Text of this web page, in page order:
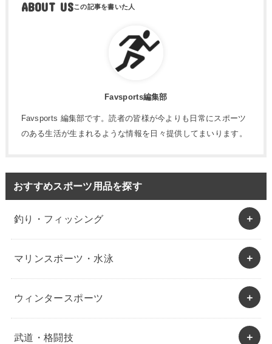
ABOUT US
Favsports編集部
Favsports 編集部です。読者の皆様が今よりも日常にスポーツ
のある生活が生まれるような情報を日々提供してまいります。
おすすめスポーツ用品を探す
釣り・フィッシング
マリンスポーツ・水泳
ウィンタースポーツ
武道・格闘技